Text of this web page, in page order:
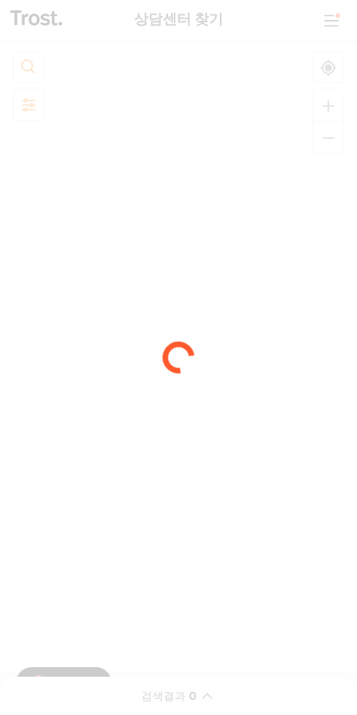
상담센터 찾기
검색결과 0